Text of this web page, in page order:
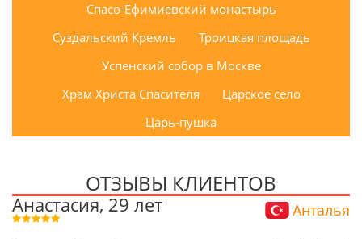
Спасо-Ефимиевский монастырь
Суздальский Кремль
Троицкая площадь
Успенский собор в Москве
Храм Христа Спасителя
Царское село
Царь-пушка
ОТЗЫВЫ КЛИЕНТОВ
Анастасия, 29 лет Анталья